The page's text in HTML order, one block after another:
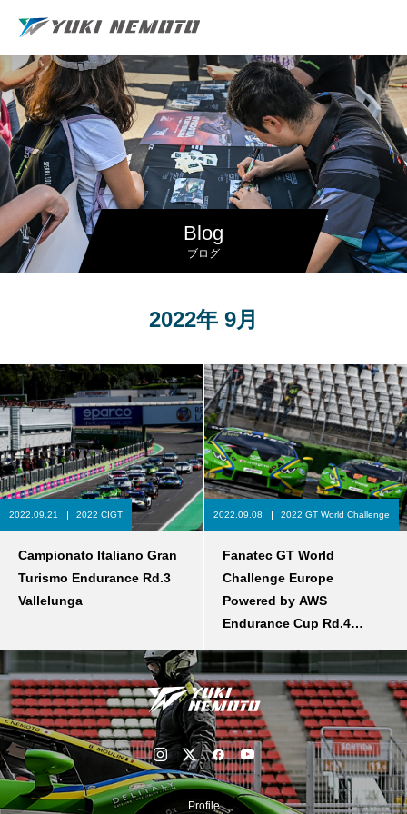
Blog
ブログ
2022年 9月
2022.09.21 2022 CIGT
Campionato Italiano Gran
Turismo Endurance Rd.3
Vallelunga
2022.09.08 2022 GT World Challenge
Fanatec GT World
Challenge Europe
Powered by AWS
Endurance Cup Rd.4
Profile